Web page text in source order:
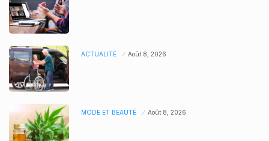
ACTUALITÉ Août 8, 2026
MODE ET BEAUTÉ Août 8, 2026